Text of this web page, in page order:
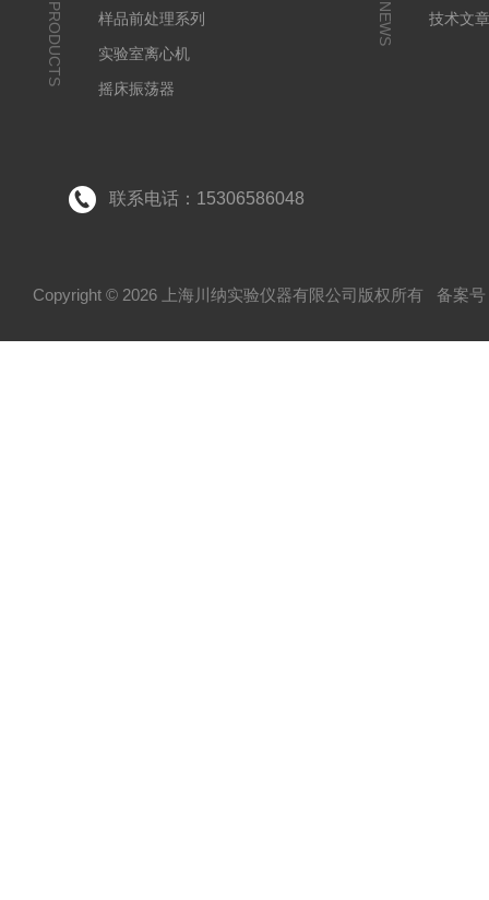
PRODUCTS
样品前处理系列
实验室离心机
摇床振荡器
NEWS 技术文
联系电话：15306586048
Copyright © 2026 上海川纳实验仪器有限公司版权所有 备案号